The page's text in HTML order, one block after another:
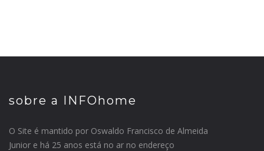
sobre a INFOhome
O Site é mantido por Oswaldo Francisco de Almeida
Junior e há 25 anos está no ar no endereço